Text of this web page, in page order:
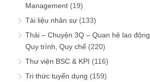
Management (19)
Tài liệu nhân sự (133)
Thải – Chuyện 3Q – Quan hệ lao động,
Quy trình, Quy chế (220)
Thư viện BSC & KPI (116)
Tri thức tuyển dụng (159)